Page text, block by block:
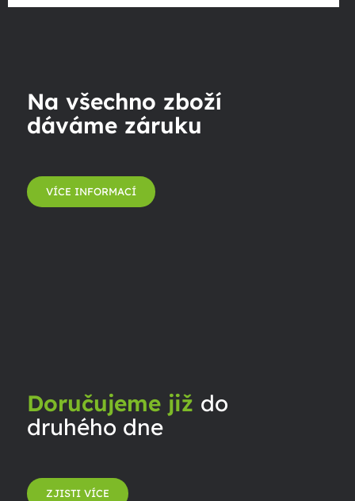
Na všechno zboží
dáváme záruku
VÍCE INFORMACÍ
Doručujeme již do
druhého dne
ZJISTI VÍCE